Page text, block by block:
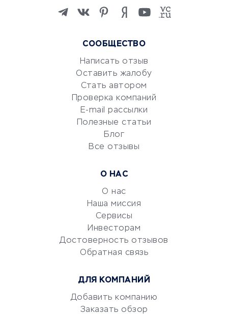
Изучение иностранных
Маркетинг и продажи
Репетиторство
Красота и здоровье
Сервисы по поиску работы
Сетевой маркетинг
УСЛУГИ ДЛЯ БИЗНЕСА
документооборот
Юридические компании
Аудиторские компании
Бухгалтерия онлайн
СООБЩЕСТВО
Написать отзыв
Оставить жалобу
Стать автором
Проверка компаний
E-mail рассылки
Полезные статьи
Блог
Все отзывы
О НАС
О нас
Наша миссия
Сервисы
Инвесторам
Достоверность отзывов
Обратная связь
ДЛЯ КОМПАНИЙ
Добавить компанию
Заказать обзор